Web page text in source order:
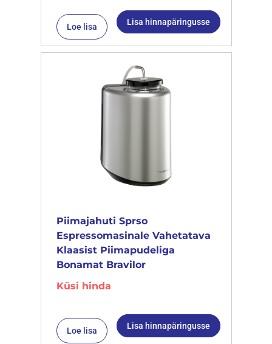
Loe lisa Lisa hinnapäringusse
Piimajahuti Sprso
Espressomasinale Vahetatava
Klaasist Piimapudeliga
Bonamat Bravilor
Küsi hinda
Loe lisa Lisa hinnapäringusse